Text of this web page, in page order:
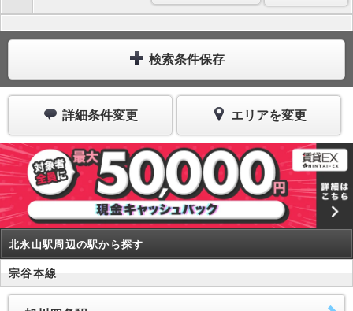
検索条件保存
詳細条件変更 エリアを変更
北永山駅周辺の駅から探す
宗谷本線